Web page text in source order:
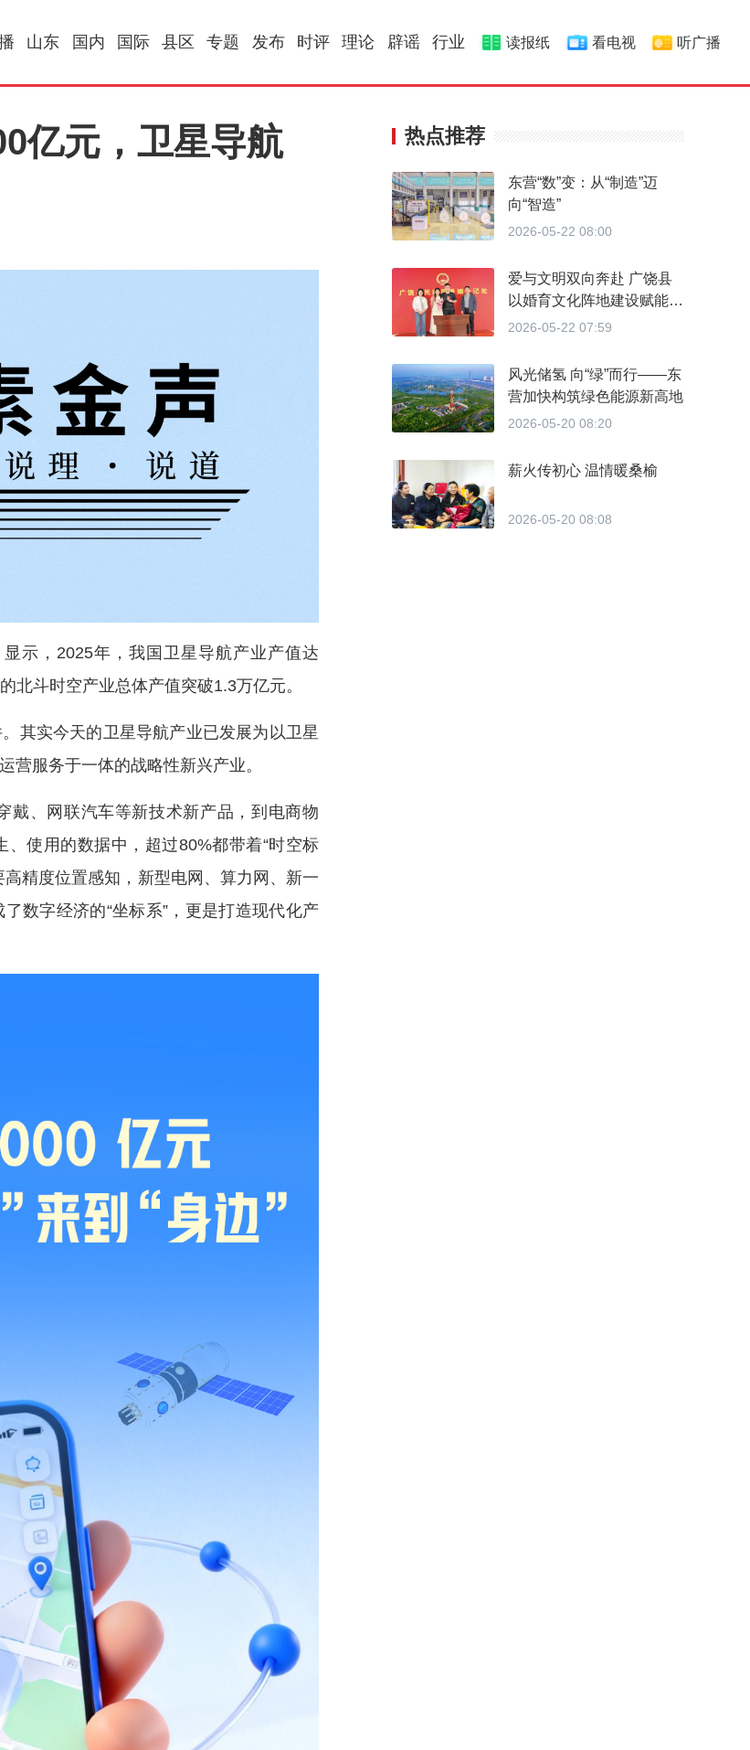
山东 国内 国际 县区 专题 发布 时评 理论 辟谣 行业 读报纸 看电视 听广播
亿元，卫星导航
示，2025年，我国卫星导航产业产值达
北斗时空产业总体产值突破1.3万亿元。
其实今天的卫星导航产业已发展为以卫星
营服务于一体的战略性新兴产业。
戴、网联汽车等新技术新产品，到电商物
使用的数据中，超过80%都带着“时空标
精度位置感知，新型电网、算力网、新一
数字经济的“坐标系”，更是打造现代化产
热点推荐
东营“数”变：从“制造”迈
向“智造”
2026-05-22 08:00
爱与文明双向奔赴 广饶县
以婚育文化阵地建设赋能婚
育新风
2026-05-22 07:59
风光储氢 向“绿”而行——东
营加快构筑绿色能源新高地
2026-05-20 08:20
薪火传初心 温情暖桑榆
2026-05-20 08:08